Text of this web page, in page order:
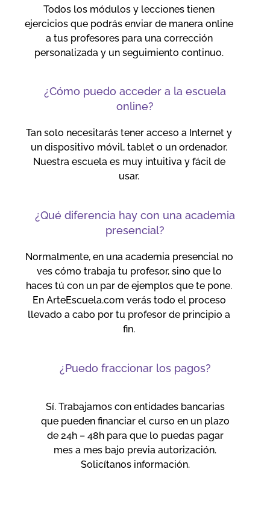
Todos los módulos y lecciones tienen
ejercicios que podrás enviar de manera online
a tus profesores para una corrección
personalizada y un seguimiento continuo.
¿Cómo puedo acceder a la escuela
online?
Tan solo necesitarás tener acceso a Internet y
un dispositivo móvil, tablet o un ordenador.
Nuestra escuela es muy intuitiva y fácil de
usar.
¿Qué diferencia hay con una academia
presencial?
Normalmente, en una academia presencial no
ves cómo trabaja tu profesor, sino que lo
haces tú con un par de ejemplos que te pone.
En ArteEscuela.com verás todo el proceso
llevado a cabo por tu profesor de principio a
fin.
¿Puedo fraccionar los pagos?
Sí. Trabajamos con entidades bancarias
que pueden financiar el curso en un plazo
de 24h – 48h para que lo puedas pagar
mes a mes bajo previa autorización.
Solicítanos información.